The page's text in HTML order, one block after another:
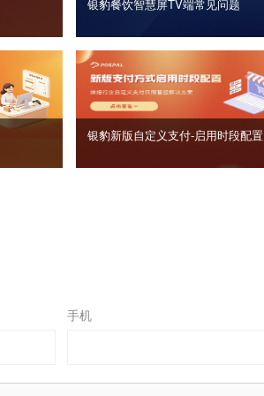
银豹餐饮智慧屏TV端常见问题
银豹新版自定义支付‑启用时段配置
手机